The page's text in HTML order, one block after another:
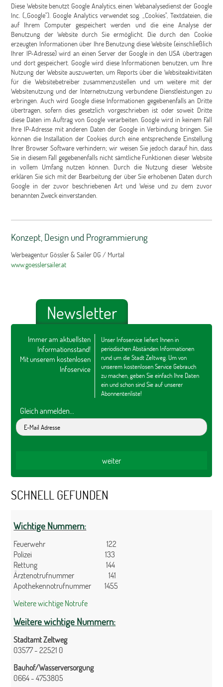
Diese Website benutzt Google Analytics, einen Webanalysedienst der Google
Inc. („Google"). Google Analytics verwendet sog. „Cookies", Textdateien, die
auf Ihrem Computer gespeichert werden und die eine Analyse der
Benutzung der Website durch Sie ermöglicht. Die durch den Cookie
erzeugten Informationen über Ihre Benutzung diese Website (einschließlich
Ihrer IP-Adresse) wird an einen Server der Google in den USA übertragen
und dort gespeichert. Google wird diese Informationen benutzen, um Ihre
Nutzung der Website auszuwerten, um Reports über die Websiteaktivitäten
für die Websitebetreiber zusammenzustellen und um weitere mit der
Websitenutzung und der Internetnutzung verbundene Dienstleistungen zu
erbringen. Auch wird Google diese Informationen gegebenenfalls an Dritte
übertragen, sofern dies gesetzlich vorgeschrieben ist oder soweit Dritte
diese Daten im Auftrag von Google verarbeiten. Google wird in keinem Fall
Ihre IP-Adresse mit anderen Daten der Google in Verbindung bringen. Sie
können die Installation der Cookies durch eine entsprechende Einstellung
Ihrer Browser Software verhindern; wir weisen Sie jedoch darauf hin, dass
Sie in diesem Fall gegebenenfalls nicht sämtliche Funktionen dieser Website
in vollem Umfang nutzen können. Durch die Nutzung dieser Website
erklären Sie sich mit der Bearbeitung der über Sie erhobenen Daten durch
Google in der zuvor beschriebenen Art und Weise und zu dem zuvor
benannten Zweck einverstanden.
Konzept, Design und Programmierung
Werbeagentur Gössler & Sailer OG / Murtal
www.goesslersailer.at
Newsletter
Immer am aktuellsten
Informationsstand!
Mit unserem kostenlosen
Infoservice
Unser Infoservice liefert Ihnen in
periodischen Abständen Informationen
rund um die Stadt Zeltweg. Um von
unserem kostenlosen Service Gebrauch
zu machen, geben Sie einfach Ihre Daten
ein und schon sind Sie auf unserer
Abonnentenliste!
Gleich anmelden...
SCHNELL GEFUNDEN
Wichtige Nummern:
Feuerwehr 122
Polizei 133
Rettung 144
Ärztenotrufnummer 141
Apothekennotrufnummer 1455
Weitere wichtige Notrufe
Weitere wichtige Nummern:
Stadtamt Zeltweg
03577 - 22521 0
Bauhof/Wasserversorgung
0664 - 4753805